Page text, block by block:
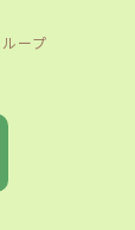
ープ